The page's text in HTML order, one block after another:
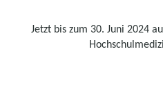
Jetzt bis zum 30. Juni 2024